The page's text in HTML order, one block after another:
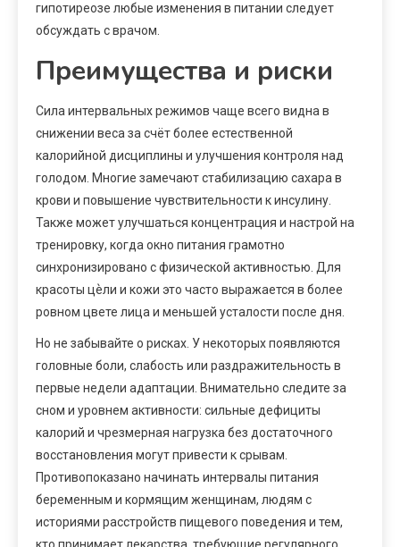
гипотиреозе любые изменения в питании следует
обсуждать с врачом.
Преимущества и риски
Сила интервальных режимов чаще всего видна в
снижении веса за счёт более естественной
калорийной дисциплины и улучшения контроля над
голодом. Многие замечают стабилизацию сахара в
крови и повышение чувствительности к инсулину.
Также может улучшаться концентрация и настрой на
тренировку, когда окно питания грамотно
синхронизировано с физической активностью. Для
красоты цѐли и кожи это часто выражается в более
ровном цвете лица и меньшей усталости после дня.
Но не забывайте о рисках. У некоторых появляются
головные боли, слабость или раздражительность в
первые недели адаптации. Внимательно следите за
сном и уровнем активности: сильные дефициты
калорий и чрезмерная нагрузка без достаточного
восстановления могут привести к срывам.
Противопоказано начинать интервалы питания
беременным и кормящим женщинам, людям с
историями расстройств пищевого поведения и тем,